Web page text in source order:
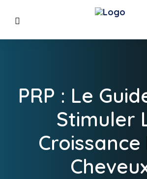
PRP : Le
Stimuler
Croissance